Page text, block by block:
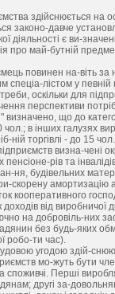
здійснюється
законо-давче
діяльності є ви-
про май-бутній
повинен на-віть
лістом у
оскільки для
перспективи
визначено, що до
в інших галузях
ній торгівлі - до 15 чол.
визна-чені
рів та
ня, будівельних
скорену амортизацію
кооперативного
від виробничої
на добровіль-
без будь-яких
робо-ти час).
угодою здій-
мо-жуть бути
споживчі. Перші
другі за-